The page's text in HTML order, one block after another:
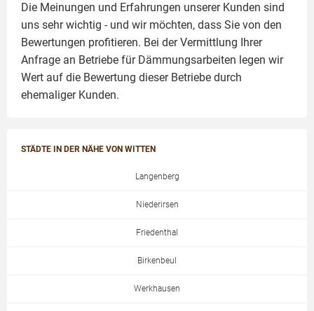
Die Meinungen und Erfahrungen unserer Kunden sind
uns sehr wichtig - und wir möchten, dass Sie von den
Bewertungen profitieren. Bei der Vermittlung Ihrer
Anfrage an Betriebe für Dämmungsarbeiten legen wir
Wert auf die Bewertung dieser Betriebe durch
ehemaliger Kunden.
STÄDTE IN DER NÄHE VON WITTEN
Langenberg
Niederirsen
Friedenthal
Birkenbeul
Werkhausen